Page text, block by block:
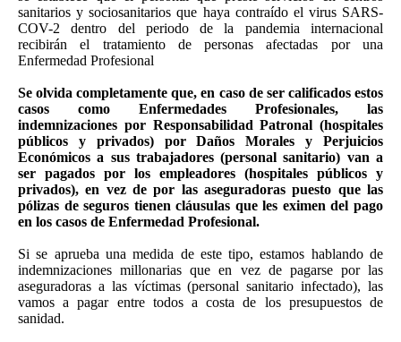
sanitarios y sociosanitarios que haya contraído el virus SARS-
COV-2 dentro del periodo de la pandemia internacional
recibirán el tratamiento de personas afectadas por una
Enfermedad Profesional
Se olvida completamente que, en caso de ser calificados estos
casos como Enfermedades Profesionales, las
indemnizaciones por Responsabilidad Patronal (hospitales
públicos y privados) por Daños Morales y Perjuicios
Económicos a sus trabajadores (personal sanitario) van a
ser pagados por los empleadores (hospitales públicos y
privados), en vez de por las aseguradoras puesto que las
pólizas de seguros tienen cláusulas que les eximen del pago
en los casos de Enfermedad Profesional.
Si se aprueba una medida de este tipo, estamos hablando de
indemnizaciones millonarias que en vez de pagarse por las
aseguradoras a las víctimas (personal sanitario infectado), las
vamos a pagar entre todos a costa de los presupuestos de
sanidad.